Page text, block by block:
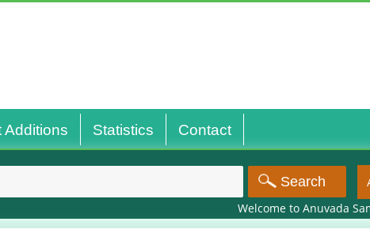
Additions Statistics Contact
Welcome to Anuvada